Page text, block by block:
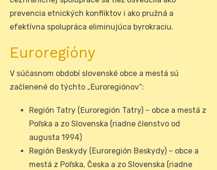
prevencia etnických konfliktov i ako pružná a
efektívna spolupráca eliminujúca byrokraciu.
Euroregióny
V súčasnom období slovenské obce a mestá sú
začlenené do týchto „Euroregiónov“:
Región Tatry (Euroregión Tatry) – obce a mestá z
Poľska a zo Slovenska (riadne členstvo od
augusta 1994)
Región Beskydy (Euroregión Beskydy) – obce a
mestá z Poľska, Česka a zo Slovenska (riadne